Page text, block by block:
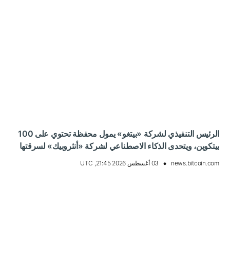
الرئيس التنفيذي لشركة «بيتغو» يمول محفظة تحتوي على 100
بيتكوين، ويتحدى الذكاء الاصطناعي لشركة «أنثروبيك» لسرقتها
news.bitcoin.com 03 أغسطس 2026 21:45, UTC